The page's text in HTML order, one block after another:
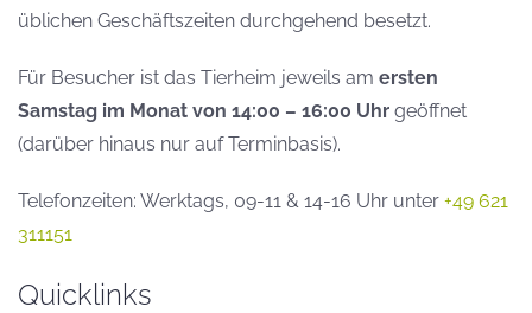
üblichen Geschäftszeiten durchgehend besetzt.
Für Besucher ist das Tierheim jeweils am ersten
Samstag im Monat von 14:00 – 16:00 Uhr geöffnet
(darüber hinaus nur auf Terminbasis).
Telefonzeiten: Werktags, 09-11 & 14-16 Uhr unter +49 621
311151
Quicklinks